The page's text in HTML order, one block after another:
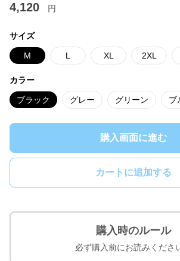
4,120 円
サイズ
M L XL 2XL
カラー
ブラック グレー グリーン ブ
購入画面に進む
カートに追加する
購入時のルール
必ず購入前にお読みくださ